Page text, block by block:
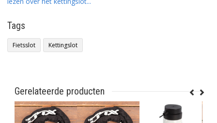
Tags
Fietsslot Kettingslot
Gerelateerde producten